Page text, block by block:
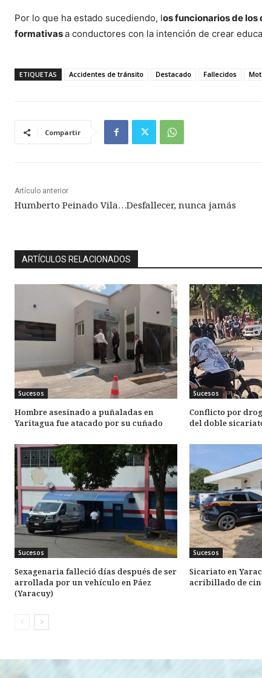
Por lo que ha estado sucediendo, los funcionarios de
formativasa conductores con la intención de crear
ETIQUETAS Accidentes de tránsito Destacado Fallecidos
Compartir
Artículo anterior
Humberto Peinado Vila…Desfallecer, nunca jamás
ARTÍCULOS RELACIONADOS
Sucesos
Hombre asesinado a puñaladas en
Yaritagua fue atacado por su cuñado
Sucesos
Conflicto por
del doble
Sucesos
Sexagenaria falleció días después de ser
arrollada por un vehículo en Páez
(Yaracuy)
Sucesos
Sicariato en
acribillado de